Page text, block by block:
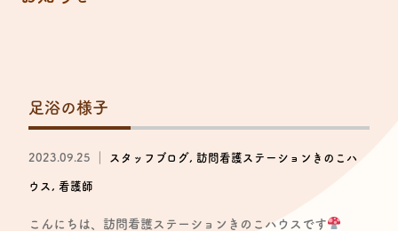
足浴の様子
2023.09.25 ｜ スタッフブログ 訪問看護ステーションきのこハ
ウス 看護師
こんにちは、訪問看護ステーションきのこハウスです